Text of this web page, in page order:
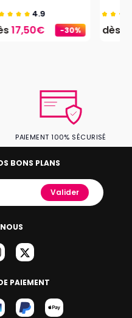
-30%
4.9
17,50€ dès
PAIEMENT 100% SÉCURISÉ
PAIEMENT
BONS PLANS
Valider